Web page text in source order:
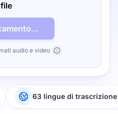
file
audio e video
63 lingue di trascrizione